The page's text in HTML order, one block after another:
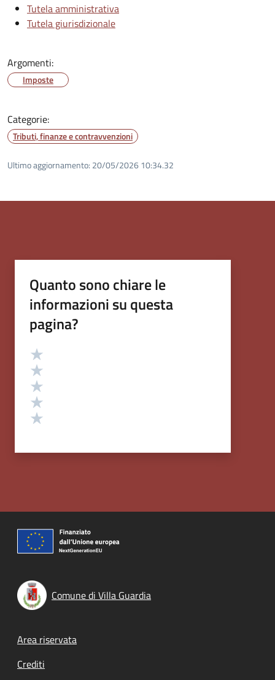
Tutela amministrativa
Tutela giurisdizionale
Argomenti:
Imposte
Categorie:
Tributi, finanze e contravvenzioni
Ultimo aggiornamento: 20/05/2026 10:34.32
Quanto sono chiare le
informazioni su questa
pagina?
Valutazione
Comune di Villa Guardia
Footer menu
Area riservata
Crediti